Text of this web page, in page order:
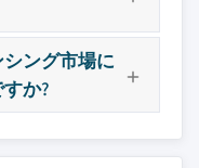
他
せんか？
ング市場に
か?